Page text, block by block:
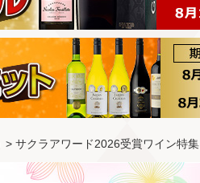
> サクラアワード2026受賞ワイン特集